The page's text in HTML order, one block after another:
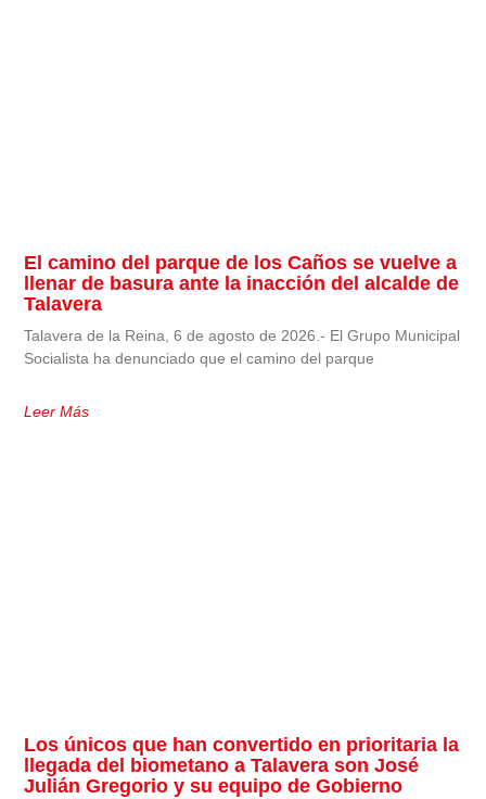
El camino del parque de los Caños se vuelve a
llenar de basura ante la inacción del alcalde de
Talavera
Talavera de la Reina, 6 de agosto de 2026.- El Grupo Municipal
Socialista ha denunciado que el camino del parque
Leer Más
Los únicos que han convertido en prioritaria la
llegada del biometano a Talavera son José
Julián Gregorio y su equipo de Gobierno